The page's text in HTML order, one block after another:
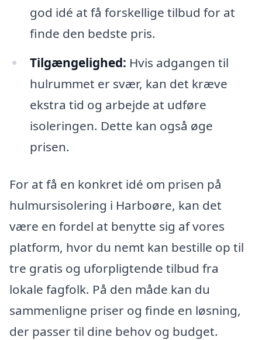
god idé at få forskellige tilbud for at
finde den bedste pris.
Tilgængelighed: Hvis adgangen til
hulrummet er svær, kan det kræve
ekstra tid og arbejde at udføre
isoleringen. Dette kan også øge
prisen.
For at få en konkret idé om prisen på
hulmursisolering i Harboøre, kan det
være en fordel at benytte sig af vores
platform, hvor du nemt kan bestille op til
tre gratis og uforpligtende tilbud fra
lokale fagfolk. På den måde kan du
sammenligne priser og finde en løsning,
der passer til dine behov og budget.